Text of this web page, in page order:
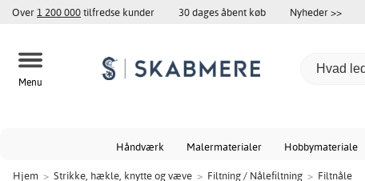
Over1 200 000tilfredse kunder 30 dages åbent køb Nyheder >>
Menu
Håndværk Malermaterialer Hobbymateriale
Hjem > Strikke, hækle, knytte og væve > Filtning / Nålefiltning > Filtnåle